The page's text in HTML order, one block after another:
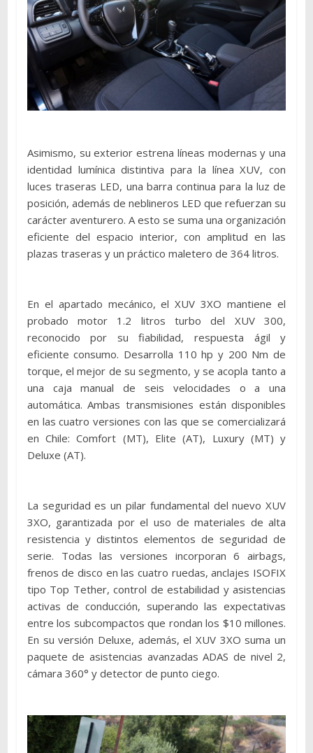
Asimismo, su exterior estrena líneas modernas y una
identidad lumínica distintiva para la línea XUV, con
luces traseras LED, una barra continua para la luz de
posición, además de neblineros LED que refuerzan su
carácter aventurero. A esto se suma una organización
eficiente del espacio interior, con amplitud en las
plazas traseras y un práctico maletero de 364 litros.
En el apartado mecánico, el XUV 3XO mantiene el
probado motor 1.2 litros turbo del XUV 300,
reconocido por su fiabilidad, respuesta ágil y
eficiente consumo. Desarrolla 110 hp y 200 Nm de
torque, el mejor de su segmento, y se acopla tanto a
una caja manual de seis velocidades o a una
automática. Ambas transmisiones están disponibles
en las cuatro versiones con las que se comercializará
en Chile: Comfort (MT), Elite (AT), Luxury (MT) y
Deluxe (AT).
La seguridad es un pilar fundamental del nuevo XUV
3XO, garantizada por el uso de materiales de alta
resistencia y distintos elementos de seguridad de
serie. Todas las versiones incorporan 6 airbags,
frenos de disco en las cuatro ruedas, anclajes ISOFIX
tipo Top Tether, control de estabilidad y asistencias
activas de conducción, superando las expectativas
entre los subcompactos que rondan los $10 millones.
En su versión Deluxe, además, el XUV 3XO suma un
paquete de asistencias avanzadas ADAS de nivel 2,
cámara 360° y detector de punto ciego.